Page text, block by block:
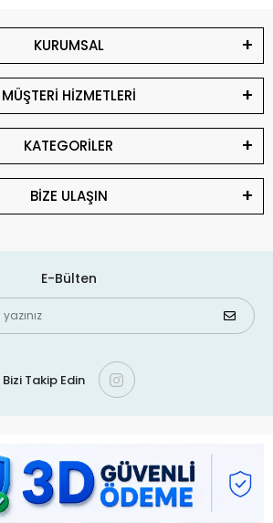
KURUMSAL
MÜŞTERİ HİZMETLERİ
KATEGORİLER
BİZE ULAŞIN
E-Bülten
Bizi Takip Edin